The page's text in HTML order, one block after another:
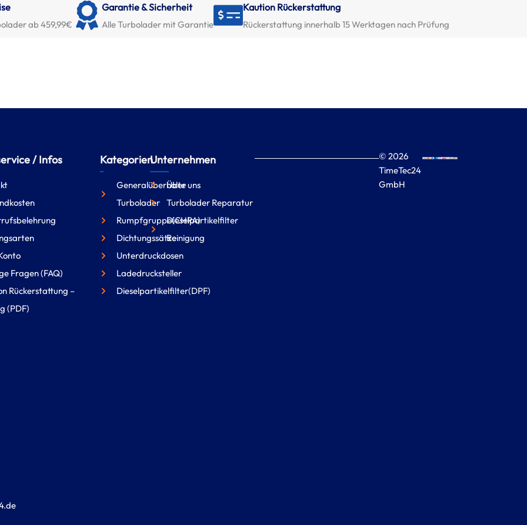
ab 459,99€
Garantie & Sicherheit
Alle Turbolader mit Garantie
Kaution Rückerstattung
Rückerstattung innerhalb 15 Werktagen nach Prüfung
/ Infos
Fragen (FAQ)
Rückerstattung –
(PDF)
Kategorien
Generalüberholte
Turbolader
Rumpfgruppe(CHRA)
Dichtungssätze
Unterdruckdosen
Ladedrucksteller
Dieselpartikelfilter(DPF)
Unternehmen
Über uns
Turbolader Reparatur
Dieselpartikelfilter
Reinigung
© 2026
TimeTec24
GmbH